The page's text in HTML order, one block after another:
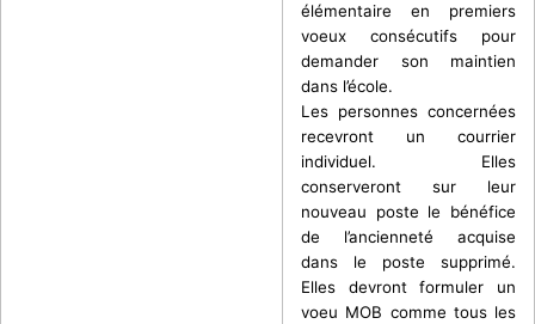
élémentaire en premiers
voeux consécutifs pour
demander son maintien
dans l’école.
Les personnes concernées
recevront un courrier
individuel. Elles
conserveront sur leur
nouveau poste le bénéfice
de l’ancienneté acquise
dans le poste supprimé.
Elles devront formuler un
voeu MOB comme tous les